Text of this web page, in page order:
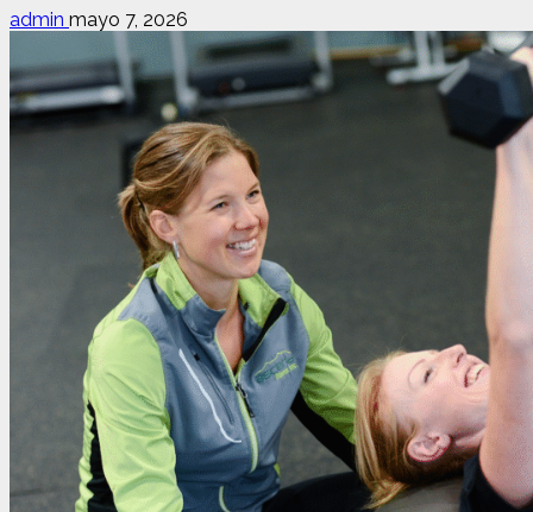
admin mayo 7, 2026